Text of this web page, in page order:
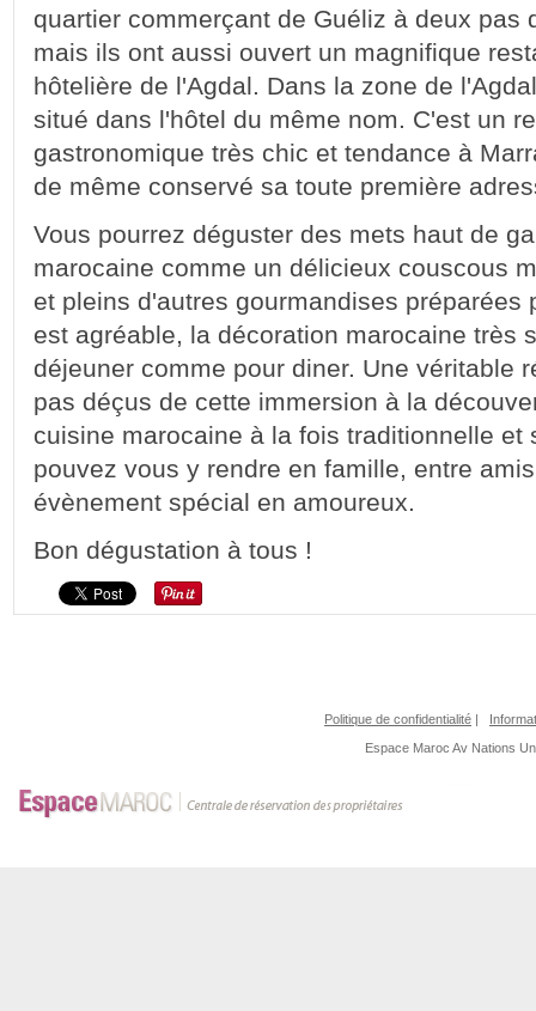
quartier commerçant de Guéliz à deux pas
mais ils ont aussi ouvert un magnifique
hôtelière de l'Agdal. Dans la zone de
situé dans l'hôtel du même nom. C'est un
gastronomique très chic et tendance à
de même conservé sa toute première
Vous pourrez déguster des mets haut de
marocaine comme un délicieux couscous
et pleins d'autres gourmandises préparées
est agréable, la décoration marocaine très
déjeuner comme pour diner. Une véritable
pas déçus de cette immersion à la
cuisine marocaine à la fois traditionnelle et
pouvez vous y rendre en famille, entre
évènement spécial en amoureux.
Bon dégustation à tous !
Politique de confidentialité |
Espace Maroc Av Nations